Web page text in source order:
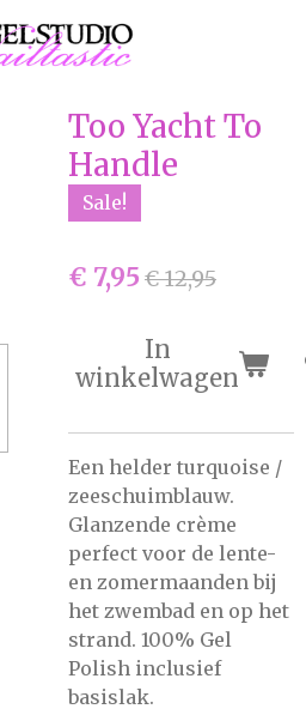
Too Yacht To
Handle
Sale!
€ 7,95 € 12,95
In
winkelwagen
Een helder turquoise /
zeeschuimblauw.
Glanzende crème
perfect voor de lente-
en zomermaanden bij
het zwembad en op het
strand. 100% Gel
Polish inclusief
basislak.